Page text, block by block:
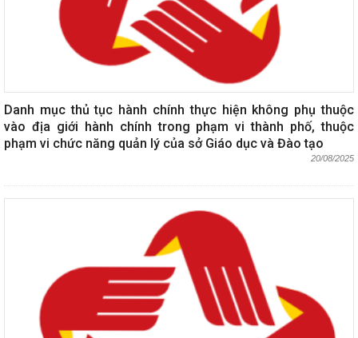
Danh mục thủ tục hành chính thực hiện không phụ thuộc
vào địa giới hành chính trong phạm vi thành phố, thuộc
phạm vi chức năng quản lý của sở Giáo dục và Đào tạo
20/08/2025